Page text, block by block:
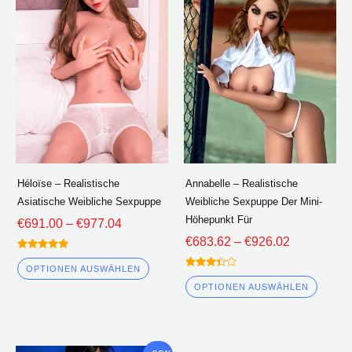
Héloïse – Realistische
Asiatische Weibliche Sexpuppe
€691.00 – €977.04
durch
€977.04
Bewertet
5.00
von 5
OPTIONEN AUSWÄHLEN
Produkt
mehrere
Varianten.
Optionen
können
auf
Produktseite
ausgewählt
werden
Annabelle – Realistische
Weibliche Sexpuppe Der Mini-
Höhepunkt Für
€683.62 – €926.02
durch
€926.02
Bewertet
3.25
von 5
OPTIONEN AUSWÄHLEN
auf